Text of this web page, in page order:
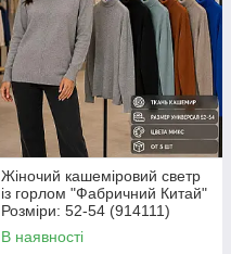
Жіночий кашеміровий светр
із горлом "Фабричний Китай"
Розміри: 52-54 (914111)
В наявності